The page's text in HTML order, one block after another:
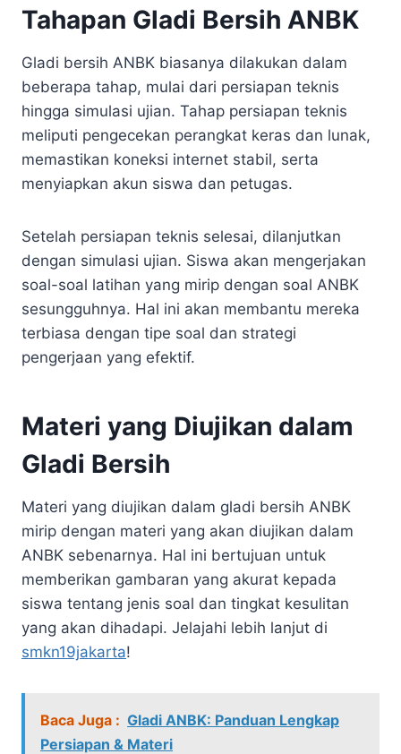
Tahapan Gladi Bersih ANBK
Gladi bersih ANBK biasanya dilakukan dalam
beberapa tahap, mulai dari persiapan teknis
hingga simulasi ujian. Tahap persiapan teknis
meliputi pengecekan perangkat keras dan lunak,
memastikan koneksi internet stabil, serta
menyiapkan akun siswa dan petugas.
Setelah persiapan teknis selesai, dilanjutkan
dengan simulasi ujian. Siswa akan mengerjakan
soal-soal latihan yang mirip dengan soal ANBK
sesungguhnya. Hal ini akan membantu mereka
terbiasa dengan tipe soal dan strategi
pengerjaan yang efektif.
Materi yang Diujikan dalam
Gladi Bersih
Materi yang diujikan dalam gladi bersih ANBK
mirip dengan materi yang akan diujikan dalam
ANBK sebenarnya. Hal ini bertujuan untuk
memberikan gambaran yang akurat kepada
siswa tentang jenis soal dan tingkat kesulitan
yang akan dihadapi. Jelajahi lebih lanjut di
smkn19jakarta!
Baca Juga : Gladi ANBK: Panduan Lengkap
Persiapan & Materi